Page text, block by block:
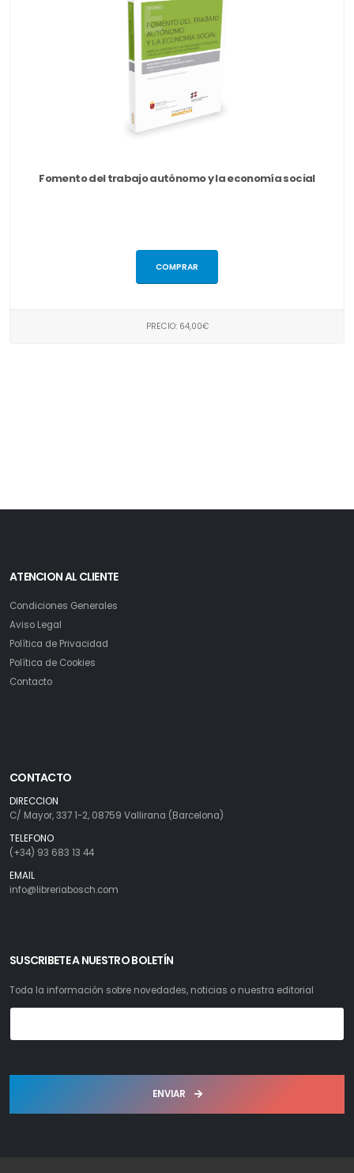
Fomento del trabajo autónomo y la economía social
COMPRAR
PRECIO: 64,00€
ATENCION AL CLIENTE
Condiciones Generales
Aviso Legal
Política de Privacidad
Política de Cookies
Contacto
CONTACTO
DIRECCION
C/ Mayor, 337 1-2, 08759 Vallirana (Barcelona)
TELEFONO
(+34) 93 683 13 44
EMAIL
info@libreriabosch.com
SUSCRIBETE A NUESTRO BOLETÍN
Toda la información sobre novedades, noticias o nuestra editorial
ENVIAR